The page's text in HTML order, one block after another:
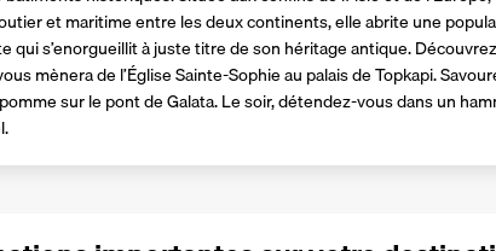
et maritime entre les deux continents, elle abrite une
qui s’enorgueillit à juste titre de son héritage antique.
mènera de l’Église Sainte-Sophie au palais de Topkapi.
sur le pont de Galata. Le soir, détendez-vous dans un